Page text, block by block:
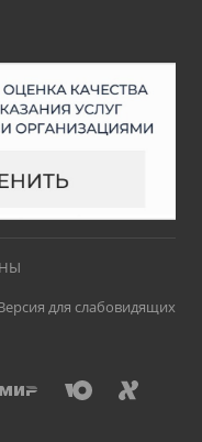
для слабовидящих